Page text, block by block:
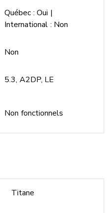
Québec : Oui |
International : Non
Non
5.3, A2DP, LE
Non fonctionnels
Titane